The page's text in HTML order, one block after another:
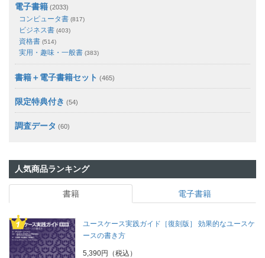
電子書籍 (2033)
コンピュータ書 (817)
ビジネス書 (403)
資格書 (514)
実用・趣味・一般書 (383)
書籍＋電子書籍セット (465)
限定特典付き (54)
調査データ (60)
人気商品ランキング
書籍 電子書籍
ユースケース実践ガイド［復刻版］ 効果的なユースケ
ースの書き方
5,390円（税込）